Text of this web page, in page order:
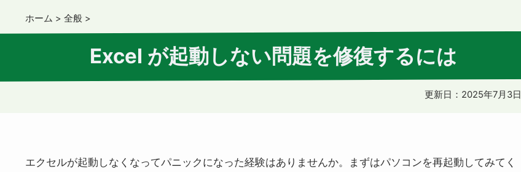
ホーム >全般 >
Excel が起動しない問題を修復するには
更新日： 2025年7月3日
エクセルが起動しなくなってパニックになった経験はありませんか。まずはパソコンを再起動してみてく